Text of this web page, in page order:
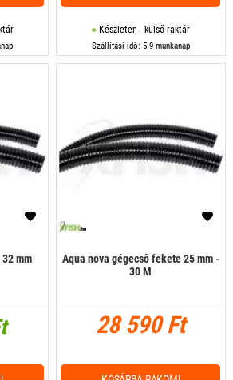
Készleten - külső raktár
Szállítási idő: 5-9 munkanap
mm
Aqua nova gégecső fekete 25 mm -
30 M
28 590 Ft